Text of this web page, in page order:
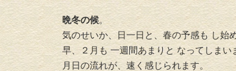
晩冬の候。
気のせいか、日一日と、春の予感も し始
早、２月も 一週間あまりと なってしまい
月日の流れが、速く感じられます。